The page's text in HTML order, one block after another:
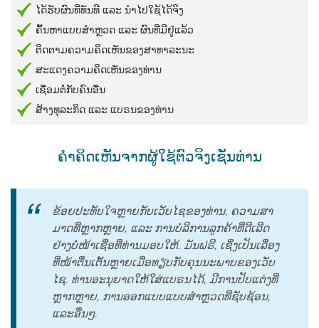
ໄດ້​ຮັບ​ຜົນ​ທີ່​ທັນ​ທີ​ ແລະ​ ນຳ​ໄປ​ໃຊ້​ໄດ້​ຈິງ
ຄົ້ນ​ຫາ​ແບບ​ສຳ​ຫຼວດ​ ແລະ​ ຜົນ​ທີ່​ມີ​ຢູ່​ແລ້ວ
ຕິດ​ຕາມ​ຄວາມ​ຄິດ​ເຫັນ​ຂອງ​ສາ​ທາ​ລະ​ນະ
ສະ​ແດງ​ຄວາມ​ຄິດ​ເຫັນ​ຂອງ​ທ່ານ
ເຊື່ອມ​ຕໍ່​ກັບ​ຄົນ​ອື່ນ
ສ້າງ​ທຸ​ລະ​ກິດ​ ແລະ​ ແບ​ຣນ​ຂອງ​ທ່ານ
ຄຳ​ຄິດ​ເຫັນ​ຈາກ​ຜູ້​ໃຊ້​ຕົວ​ຈິງ​ເຊັ່ນ​ທ່ານ
ຂ້ອຍ​ປະ​ທັບ​ໃຈ​ຫຼາຍ​ກັບ​ເວັບ​ໄຊ​ຂອງ​ທ່ານ,​ ຄວາມ​ສາ​
ມາດ​ທີ່​ຫຼາກ​ຫຼາຍ,​ ແລະ​ ການ​ບໍ​ລິ​ການ​ລູກ​ຄ້າ​ທີ່​ດີ​ເລີດ​
ຢ່າງ​ບໍ່​ໜ້າ​ເຊື່ອ​ທີ່​ທ່ານ​ມອບ​ໃຫ້. ມັນ​ຟຣີ,​ ເຊິ່ງ​ເປັນ​ເລື່ອງ​
ທີ່​ໜ້າ​ຕື່ນ​ເຕັ້ນ​ຫຼາຍ​ເມື່ອ​ທຽບ​ກັບ​ຄຸນ​ນະ​ພາບ​ຂອງ​ເວັບ​
ໄຊ. ທ່ານ​ອະ​ນຸ​ຍາດ​ໃຫ້​ໃສ່​ແບ​ຣນ​ໄດ້,​ ມີ​ການ​ປັບ​ແຕ່ງ​ທີ່​
ຫຼາກ​ຫຼາຍ,​ ການ​ອອກ​ແບບ​ແບບ​ສຳ​ຫຼວດ​ທີ່​ຊັບ​ຊ້ອນ,​
ແລະ​ອື່ນໆ.